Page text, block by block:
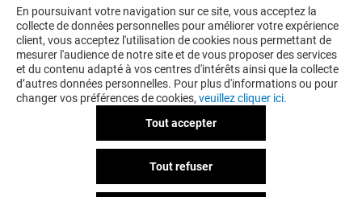
FIDELE
Devenez membre de Blagnac & Moi pour bénéficier
d'avantages, d'offres et de services exclusifs dans
votre Centre Commercial Blagnac et chez nos
partenaires.
Règlement Intérieur
En poursuivant votre navigation sur ce site, vous acceptez la
collecte de données personnelles pour améliorer votre expérience
client, vous acceptez l'utilisation de cookies nous permettant de
mesurer l'audience de notre site et de vous proposer des services
et du contenu adapté à vos centres d'intérêts ainsi que la collecte
d’autres données personnelles. Pour plus d'informations ou pour
changer vos préférences de cookies, veuillez cliquer ici.
Tout accepter
Tout refuser